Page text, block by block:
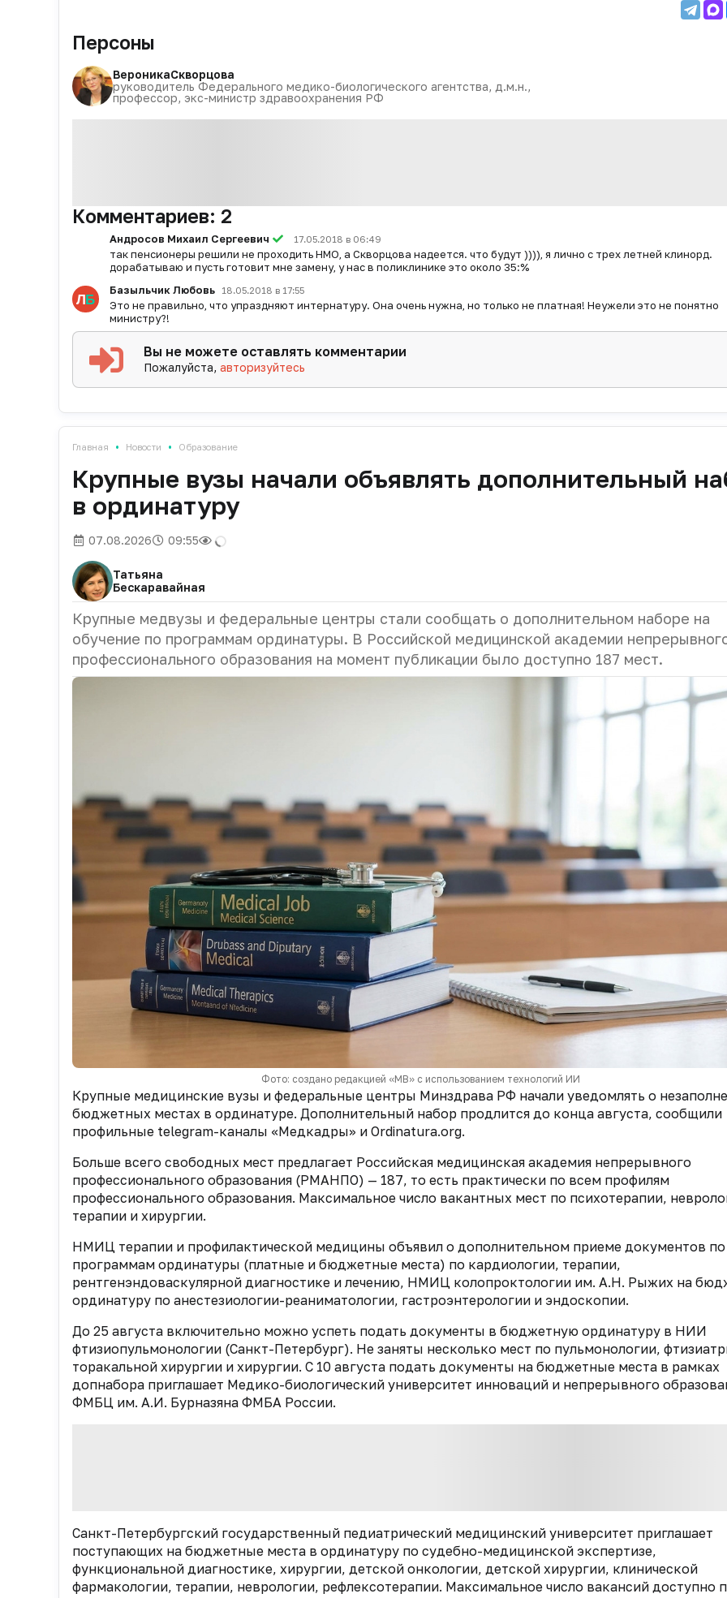
Персоны
ВероникаСкворцова
руководитель Федерального медико-биологического агентства, д.м.н.,
профессор, экс-министр здравоохранения РФ
Комментариев: 2
Андросов Михаил Сергеевич 17.05.2018 в 06:49
так пенсионеры решили не проходить НМО, а Скворцова надеется. что будут )))), я лично с трех летней клинорд.
дорабатываю и пусть готовит мне замену, у нас в поликлинике это около 35:%
Базыльчик Любовь
18.05.2018 в 17:55
Это не правильно, что упраздняют интернатуру. Она очень нужна, но только не платная! Неужели это не понятно
министру?!
Вы не можете оставлять комментарии
Пожалуйста,авторизуйтесь
Главная • Новости • Образование
Крупные вузы начали объявлять дополнительный
в ординатуру
07.08.2026 09:55
Татьяна
Бескаравайная
Крупные медвузы и федеральные центры стали сообщать о дополнительном наборе на
обучение по программам ординатуры. В Российской медицинской академии
профессионального образования на момент публикации было доступно 187 мест.
Фото: создано редакцией «МВ» с использованием технологий ИИ
Крупные медицинские вузы и федеральные центры Минздрава РФ начали уведомлять о
бюджетных местах в ординатуре. Дополнительный набор продлится до конца августа, сообщили
профильные telegram-каналы «Медкадры» и Ordinatura.org.
Больше всего свободных мест предлагает Российская медицинская академия непрерывного
профессионального образования (РМАНПО) — 187, то есть практически по всем профилям
профессионального образования. Максимальное число вакантных мест по психотерапии,
терапии и хирургии.
НМИЦ терапии и профилактической медицины объявил о дополнительном приеме документов по
программам ординатуры (платные и бюджетные места) по кардиологии, терапии,
рентгенэндоваскулярной диагностике и лечению, НМИЦ колопроктологии им. А.Н. Рыжих на
ординатуру по анестезиологии-реаниматологии, гастроэнтерологии и эндоскопии.
До 25 августа включительно можно успеть подать документы в бюджетную ординатуру в НИИ
фтизиопульмонологии (Санкт-Петербург). Не заняты несколько мест по пульмонологии,
торакальной хирургии и хирургии. С 10 августа подать документы на бюджетные места в рамках
допнабора приглашает Медико-биологический университет инноваций и непрерывного
ФМБЦ им. А.И. Бурназяна ФМБА России.
Санкт-Петербургский государственный педиатрический медицинский университет приглашает
поступающих на бюджетные места в ординатуру по судебно-медицинской экспертизе,
функциональной диагностике, хирургии, детской онкологии, детской хирургии, клинической
фармакологии, терапии, неврологии, рефлексотерапии. Максимальное число вакансий доступно